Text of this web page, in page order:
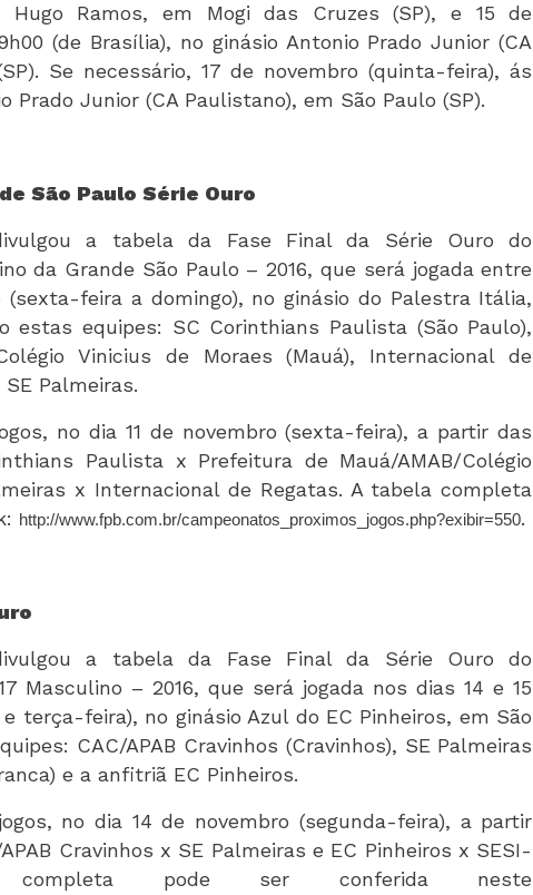
Hugo Ramos, em Mogi das Cruzes (SP), e 15 de
(de Brasília), no ginásio Antonio Prado Junior (CA
Se necessário, 17 de novembro (quinta-feira), ás
Prado Junior (CA Paulistano), em São Paulo (SP).
São Paulo Série Ouro
a tabela da Fase Final da Série Ouro do
da Grande São Paulo – 2016, que será jogada entre
(sexta-feira a domingo), no ginásio do Palestra Itália,
estas equipes: SC Corinthians Paulista (São Paulo),
Vinicius de Moraes (Mauá), Internacional de
Palmeiras.
no dia 11 de novembro (sexta-feira), a partir das
Paulista x Prefeitura de Mauá/AMAB/Colégio
x Internacional de Regatas. A tabela completa
http://www.fpb.com.br/campeonatos_proximos_jogos.php?exibir=550.
a tabela da Fase Final da Série Ouro do
Masculino – 2016, que será jogada nos dias 14 e 15
terça-feira), no ginásio Azul do EC Pinheiros, em São
CAC/APAB Cravinhos (Cravinhos), SE Palmeiras
e a anfitriã EC Pinheiros.
no dia 14 de novembro (segunda-feira), a partir
Cravinhos x SE Palmeiras e EC Pinheiros x SESI-
pode ser conferida neste